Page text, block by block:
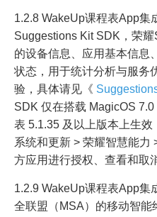
1.2.8 WakeUp课程表App集
Suggestions Kit SDK，荣
的设备信息、应用基本信息
状态，用于统计分析与服务
验，具体请见《
SDK 仅在搭载 MagicOS
表 5.1.35 及以上版本上生效
系统和更新 > 荣耀智慧能力
方应用进行授权、查看和取
1.2.9 WakeUp课程表App集
全联盟（MSA）的移动智能